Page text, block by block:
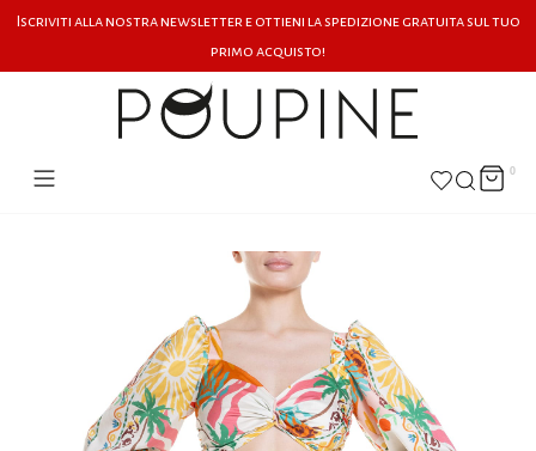
Iscriviti alla nostra newsletter e ottieni la spedizione gratuita sul tuo
primo acquisto!
0